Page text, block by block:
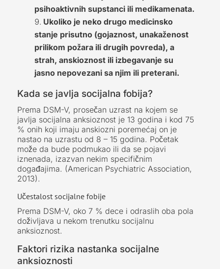
psihoaktivnih supstanci ili medikamenata.
Ukoliko je neko drugo medicinsko
stanje prisutno (gojaznost, unakaženost
prilikom požara ili drugih povreda), a
strah, anskioznost ili izbegavanje su
jasno nepovezani sa njim ili preterani.
Kada se javlja socijalna fobija?
Prema DSM-V, prosečan uzrast na kojem se
javlja socijalna anksioznost je 13 godina i kod 75
% onih koji imaju anskiozni poremećaj on je
nastao na uzrastu od 8 – 15 godina. Početak
može da bude podmukao ili da se pojavi
iznenada, izazvan nekim specifičnim
događajima. (American Psychiatric Association,
2013).
Učestalost socijalne fobije
Prema DSM-V, oko 7 % dece i odraslih oba pola
doživljava u nekom trenutku socijalnu
anksioznost.
Faktori rizika nastanka socijalne
anksioznosti